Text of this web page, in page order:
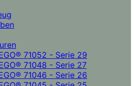
71052 - Serie 29
71048 - Serie 27
71046 - Serie 26